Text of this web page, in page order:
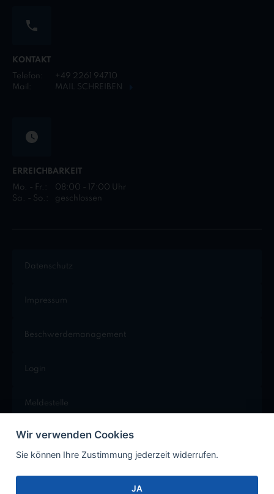
KONTAKT
Telefon:
+49 2261 94710
Mail:
MAIL SCHREIBEN
ERREICHBARKEIT
Mo. - Fr.:
08:00 - 17:00 Uhr
Sa. - So.:
geschlossen
Datenschutz
Impressum
Beschwerdemanagement
Login
Meldestelle
Cookie Einstellungen
Wir verwenden Cookies
Sie können Ihre Zustimmung jederzeit widerrufen.
JA